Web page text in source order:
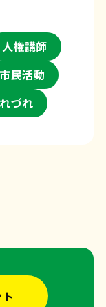
人権講師
市民活動
づれ